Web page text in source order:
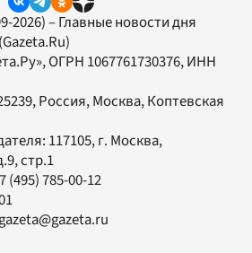
2026) – Главные новости дня
(Gazeta.Ru)
, ОГРН 1067761730376, ИНН
Россия, Москва, Коптевская
117105, г. Москва,
стр.1
(495) 785-00-12
gazeta@gazeta.ru